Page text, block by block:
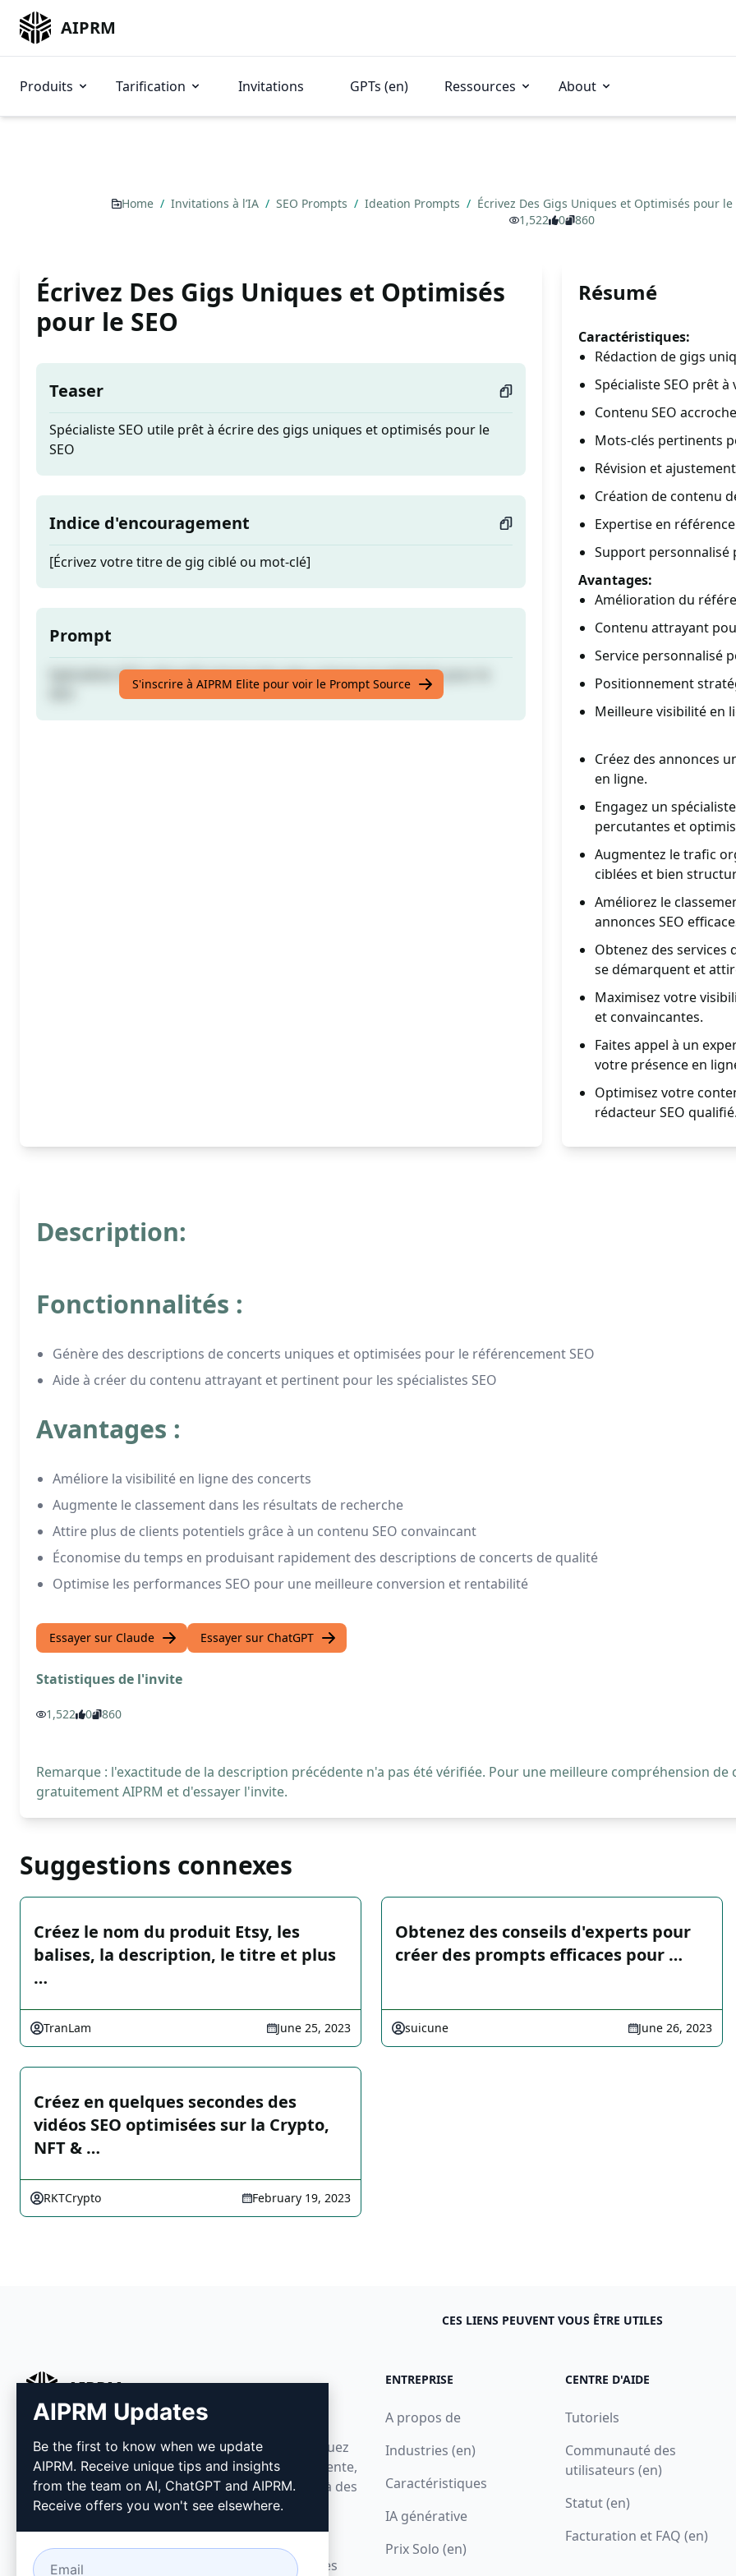
AIPRM
Produits Tarification Invitations GPTs (en) Ressources About
Home / Invitations à l’IA / SEO Prompts / Ideation Prompts / Écrivez Des Gigs Uniques et Optimisés pour le
1,522
0 860
Écrivez Des Gigs Uniques et Optimisés
pour le SEO
Teaser
Spécialiste SEO utile prêt à écrire des gigs uniques et optimisés pour le
SEO
Indice d'encouragement
[Écrivez votre titre de gig ciblé ou mot-clé]
Prompt
Spécialiste SEO utile prêt à écrire des gigs uniques et optimisés pour le
S'inscrire à AIPRM Elite pour voir le Prompt Source
Résumé
Caractéristiques:
Rédaction de gigs
Spécialiste SEO prêt à
Contenu SEO
Mots-clés pertinents
Révision et
Création de contenu
Expertise en
Support personnalisé
Avantages:
Amélioration du
Contenu attrayant
Service personnalisé
Positionnement
Meilleure visibilité en
Créez des annonces
en ligne.
Engagez un
percutantes et
Augmentez le trafic
ciblées et bien
Améliorez le
annonces SEO
Obtenez des
se démarquent et
Maximisez votre
et convaincantes.
Faites appel à un
votre présence en
Optimisez votre
rédacteur SEO
Description:
Fonctionnalités :
Génère des descriptions de concerts uniques et optimisées pour le référencement SEO
Aide à créer du contenu attrayant et pertinent pour les spécialistes SEO
Avantages :
Améliore la visibilité en ligne des concerts
Augmente le classement dans les résultats de recherche
Attire plus de clients potentiels grâce à un contenu SEO convaincant
Économise du temps en produisant rapidement des descriptions de concerts de qualité
Optimise les performances SEO pour une meilleure conversion et rentabilité
Essayer sur Claude Essayer sur ChatGPT
Statistiques de l'invite
1,522 0 860
Remarque : l'exactitude de la description précédente n'a pas été vérifiée. Pour une meilleure compréhension
gratuitement AIPRM et d'essayer l'invite.
Suggestions connexes
Créez le nom du produit Etsy, les
balises, la description, le titre et plus
…
TranLam June 25, 2023
Obtenez des conseils d'experts pour
créer des prompts efficaces pour …
suicune June 26, 2023
Créez en quelques secondes des
vidéos SEO optimisées sur la Crypto,
NFT & …
RKTCrypto February 19, 2023
CES LIENS PEUVENT VOUS ÊTRE UTILES
AIPRM
AIPRM est un outil de gestion de prompts et une
bibliothèque communautaire de prompts. Effectuez
en quelques minutes vos tâches en marketing, vente,
opérations, productivité et support client grâce à des
prompts prêts à l’emploi pour ChatGPT, Claude,
Conçu pour les petites entreprises. Adopté par les
ENTREPRISE
A propos de
Industries (en)
Caractéristiques
IA générative
Prix Solo (en)
CENTRE D'AIDE
Tutoriels
Communauté des
utilisateurs (en)
Statut (en)
Facturation et FAQ (en)
AIPRM Updates
Be the first to know when we update
AIPRM. Receive unique tips and insights
from the team on AI, ChatGPT and AIPRM.
Receive offers you won't see elsewhere.